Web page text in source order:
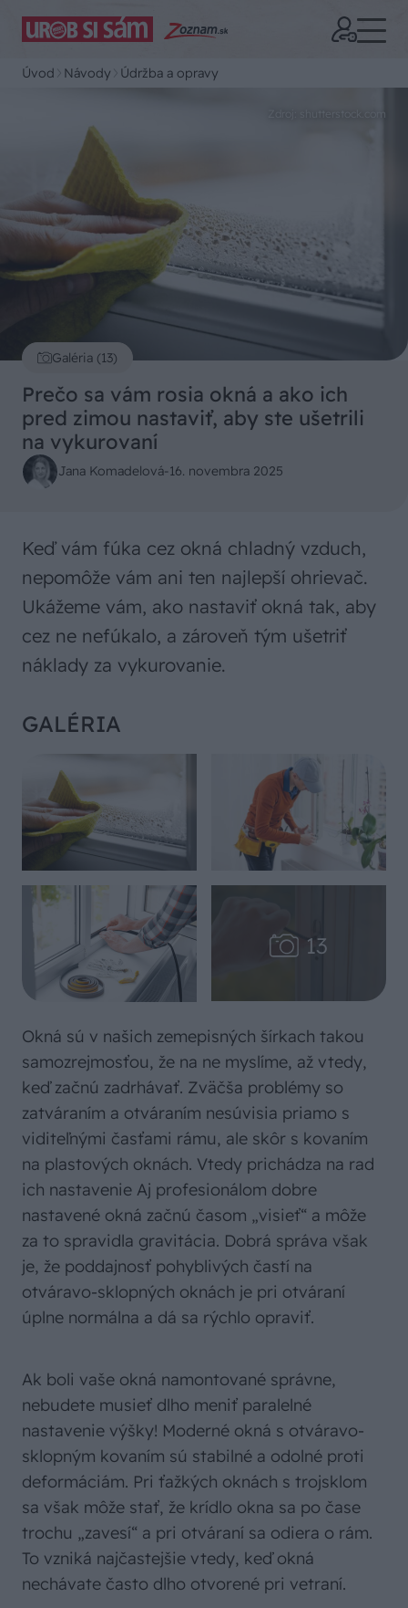
Úvod Návody Údržba a opravy
Galéria (13)
Zdroj: shutterstock.com
Prečo sa vám rosia okná a ako ich
pred zimou nastaviť, aby ste ušetrili
na vykurovaní
Jana Komadelová-16. novembra 2025
Keď vám fúka cez okná chladný vzduch,
nepomôže vám ani ten najlepší ohrievač.
Ukážeme vám, ako nastaviť okná tak, aby
cez ne nefúkalo, a zároveň tým ušetriť
náklady za vykurovanie.
GALÉRIA
Okná sú v našich zemepisných šírkach takou
samozrejmosťou, že na ne myslíme, až vtedy,
keď začnú zadrhávať. Zväčša problémy so
zatváraním a otváraním nesúvisia priamo s
viditeľnými časťami rámu, ale skôr s kovaním
na plastových oknách. Vtedy prichádza na rad
ich nastavenie Aj profesionálom dobre
nastavené okná začnú časom „visieť“ a môže
za to spravidla gravitácia. Dobrá správa však
je, že poddajnosť pohyblivých častí na
otváravo-sklopných oknách je pri otváraní
úplne normálna a dá sa rýchlo opraviť.
Ak boli vaše okná namontované správne,
nebudete musieť dlho meniť paralelné
nastavenie výšky! Moderné okná s otváravo-
sklopným kovaním sú stabilné a odolné proti
deformáciám. Pri ťažkých oknách s trojsklom
sa však môže stať, že krídlo okna sa po čase
trochu „zavesí“ a pri otváraní sa odiera o rám.
To vzniká najčastejšie vtedy, keď okná
nechávate často dlho otvorené pri vetraní.